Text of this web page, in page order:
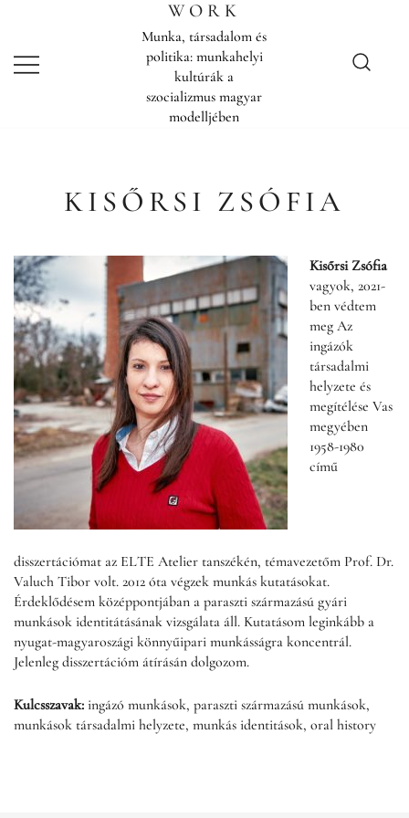
WORK
Munka, társadalom és
politika: munkahelyi
kultúrák a
szocializmus magyar
modelljében
KISŐRSI ZSÓFIA
Kisőrsi Zsófia
vagyok, 2021-
ben védtem
meg Az
ingázók
társadalmi
helyzete és
megítélése Vas
megyében
1958-1980
című
disszertációmat az ELTE Atelier tanszékén, témavezetőm Prof. Dr.
Valuch Tibor volt. 2012 óta végzek munkás kutatásokat.
Érdeklődésem középpontjában a paraszti származású gyári
munkások identitátásának vizsgálata áll. Kutatásom leginkább a
nyugat-magyaroszági könnyűipari munkásságra koncentrál.
Jelenleg disszertációm átírásán dolgozom.
Kulcsszavak: ingázó munkások, paraszti származású munkások,
munkások társadalmi helyzete, munkás identitások, oral history